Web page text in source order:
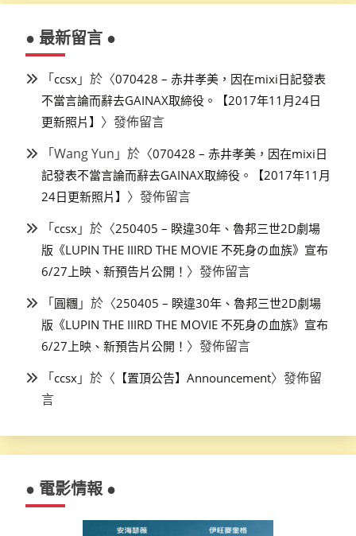
● 最新留言 ●
「ccsx 」於〈070428 – 赤井孝美，因在mixi日記發表
不當言論而辭去GAINAX取締役。【2017年11月24日
更新照片】 〉發佈留言
「Wang Yun 」於〈070428 – 赤井孝美，因在mixi日
記發表不當言論而辭去GAINAX取締役。【2017年11月
24日更新照片】 〉發佈留言
「ccsx 」於〈250405 – 睽違30年、魯邦三世2D劇場
版《LUPIN THE IIIRD THE MOVIE 不死身の血族》宣布
6/27上映、新預告片公開！ 〉發佈留言
「圓糰 」於〈250405 – 睽違30年、魯邦三世2D劇場
版《LUPIN THE IIIRD THE MOVIE 不死身の血族》宣布
6/27上映、新預告片公開！ 〉發佈留言
「ccsx 」於〈 【置頂公告】Announcement〉發佈留
言
● 電影情報 ●